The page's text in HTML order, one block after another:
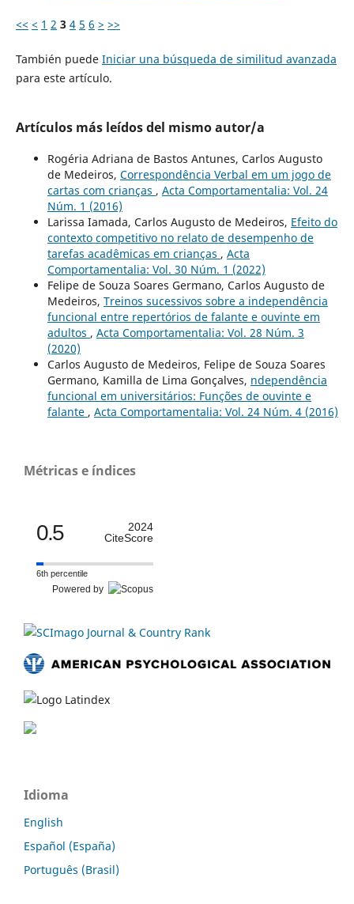
<< < 1 2 3 4 5 6 > >>
También puede Iniciar una búsqueda de similitud avanzada
para este artículo.
Artículos más leídos del mismo autor/a
Rogéria Adriana de Bastos Antunes, Carlos Augusto
de Medeiros, Correspondência Verbal em um jogo de
cartas com crianças , Acta Comportamentalia: Vol. 24
Núm. 1 (2016)
Larissa Iamada, Carlos Augusto de Medeiros, Efeito do
contexto competitivo no relato de desempenho de
tarefas acadêmicas em crianças , Acta
Comportamentalia: Vol. 30 Núm. 1 (2022)
Felipe de Souza Soares Germano, Carlos Augusto de
Medeiros, Treinos sucessivos sobre a independência
funcional entre repertórios de falante e ouvinte em
adultos , Acta Comportamentalia: Vol. 28 Núm. 3
(2020)
Carlos Augusto de Medeiros, Felipe de Souza Soares
Germano, Kamilla de Lima Gonçalves, ndependência
funcional em universitários: Funções de ouvinte e
falante , Acta Comportamentalia: Vol. 24 Núm. 4 (2016)
Métricas e índices
0.5
2024
CiteScore
6th percentile
Powered by
Idioma
English
Español (España)
Português (Brasil)